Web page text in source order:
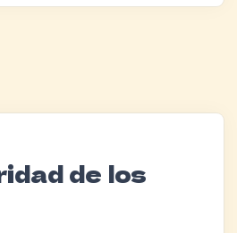
de los